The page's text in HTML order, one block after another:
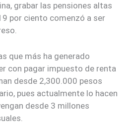
grabar las pensiones altas
por ciento comenzó a ser
que más ha generado
con pagar impuesto de renta
desde 2,300.000 pesos
pues actualmente lo hacen
desde 3 millones